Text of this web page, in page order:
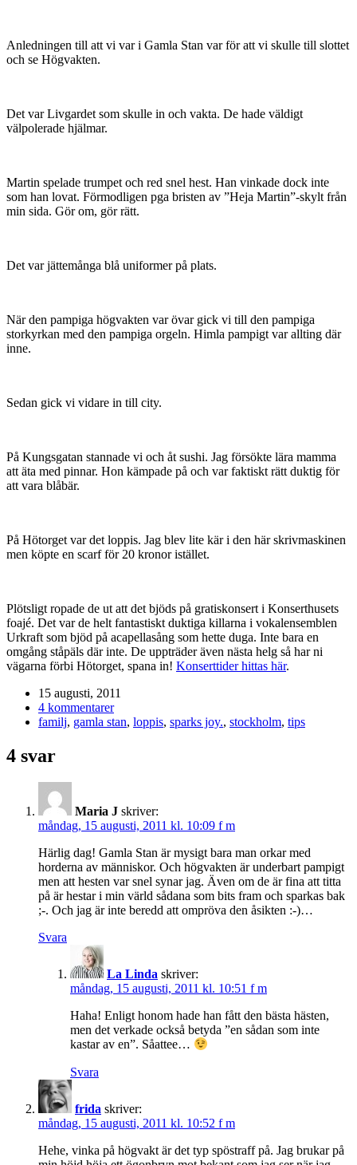
Anledningen till att vi var i Gamla Stan var för att vi skulle till slottet
och se Högvakten.
Det var Livgardet som skulle in och vakta. De hade väldigt
välpolerade hjälmar.
Martin spelade trumpet och red snel hest. Han vinkade dock inte
som han lovat. Förmodligen pga bristen av ”Heja Martin”-skylt från
min sida. Gör om, gör rätt.
Det var jättemånga blå uniformer på plats.
När den pampiga högvakten var övar gick vi till den pampiga
storkyrkan med den pampiga orgeln. Himla pampigt var allting där
inne.
Sedan gick vi vidare in till city.
På Kungsgatan stannade vi och åt sushi. Jag försökte lära mamma
att äta med pinnar. Hon kämpade på och var faktiskt rätt duktig för
att vara blåbär.
På Hötorget var det loppis. Jag blev lite kär i den här skrivmaskinen
men köpte en scarf för 20 kronor istället.
Plötsligt ropade de ut att det bjöds på gratiskonsert i Konserthusets
foajé. Det var de helt fantastiskt duktiga killarna i vokalensemblen
Urkraft som bjöd på acapellasång som hette duga. Inte bara en
omgång ståpäls där inte. De uppträder även nästa helg så har ni
vägarna förbi Hötorget, spana in! Konserttider hittas här.
15 augusti, 2011
4 kommentarer
familj, gamla stan, loppis, sparks joy., stockholm, tips
4 svar
Maria J skriver:
måndag, 15 augusti, 2011 kl. 10:09 f m
Härlig dag! Gamla Stan är mysigt bara man orkar med
horderna av människor. Och högvakten är underbart pampigt
men att hesten var snel synar jag. Även om de är fina att titta
på är hestar i min värld sådana som bits fram och sparkas bak
;-. Och jag är inte beredd att ompröva den åsikten :-)…
Svara
La Linda skriver:
måndag, 15 augusti, 2011 kl. 10:51 f m
Haha! Enligt honom hade han fått den bästa hästen,
men det verkade också betyda ”en sådan som inte
kastar av en”. Såattee…
Svara
frida skriver:
måndag, 15 augusti, 2011 kl. 10:52 f m
Hehe, vinka på högvakt är det typ spöstraff på. Jag brukar på